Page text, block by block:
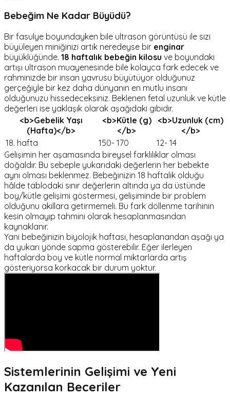
Bebeğim Ne Kadar Büyüdü?
Bir fasulye boyundayken bile ultrason görüntüsü ile sizi
büyüleyen miniğinizi artık neredeyse bir enginar
büyüklüğünde. 18 haftalık bebeğin kilosu ve boyundaki
artışı ultrason muayenesinde bile kolayca fark edecek ve
rahminizde bir insan yavrusu büyütüyor olduğunuz
gerçeğiyle bir kez daha dünyanın en mutlu insanı
olduğunuzu hissedeceksiniz. Beklenen fetal uzunluk ve kütle
değerleri ise yaklaşık olarak aşağıdaki gibidir.
<b>Gebelik Yaşı
(Hafta)</b>
<b>Kütle (g)
</b>
<b>Uzunluk (cm)
</b>
18. hafta
150- 170
12- 14
Gelişimin her aşamasında bireysel farklılıklar olması
doğaldır. Bu sebeple yukarıdaki değerlerin her bebekte
aynı olması beklenmez. Bebeğinizin 18 haftalık olduğu
hâlde tablodaki sınır değerlerin altında ya da üstünde
boy/kütle gelişimi göstermesi, gelişiminde bir problem
olduğunu akıllara getirmemeli. Bu fark döllenme tarihinin
kesin olmayıp tahmini olarak hesaplanmasından
kaynaklanır.
Yani bebeğinizin biyolojik haftası, hesaplanandan aşağı ya
da yukarı yönde sapma gösterebilir. Eğer ilerleyen
haftalarda boy ve kütle normal miktarlarda artış
gösteriyorsa korkacak bir durum yoktur.
Sistemlerinin Gelişimi ve Yeni
Kazanılan Beceriler